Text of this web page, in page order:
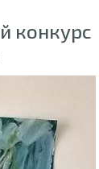
конкурс